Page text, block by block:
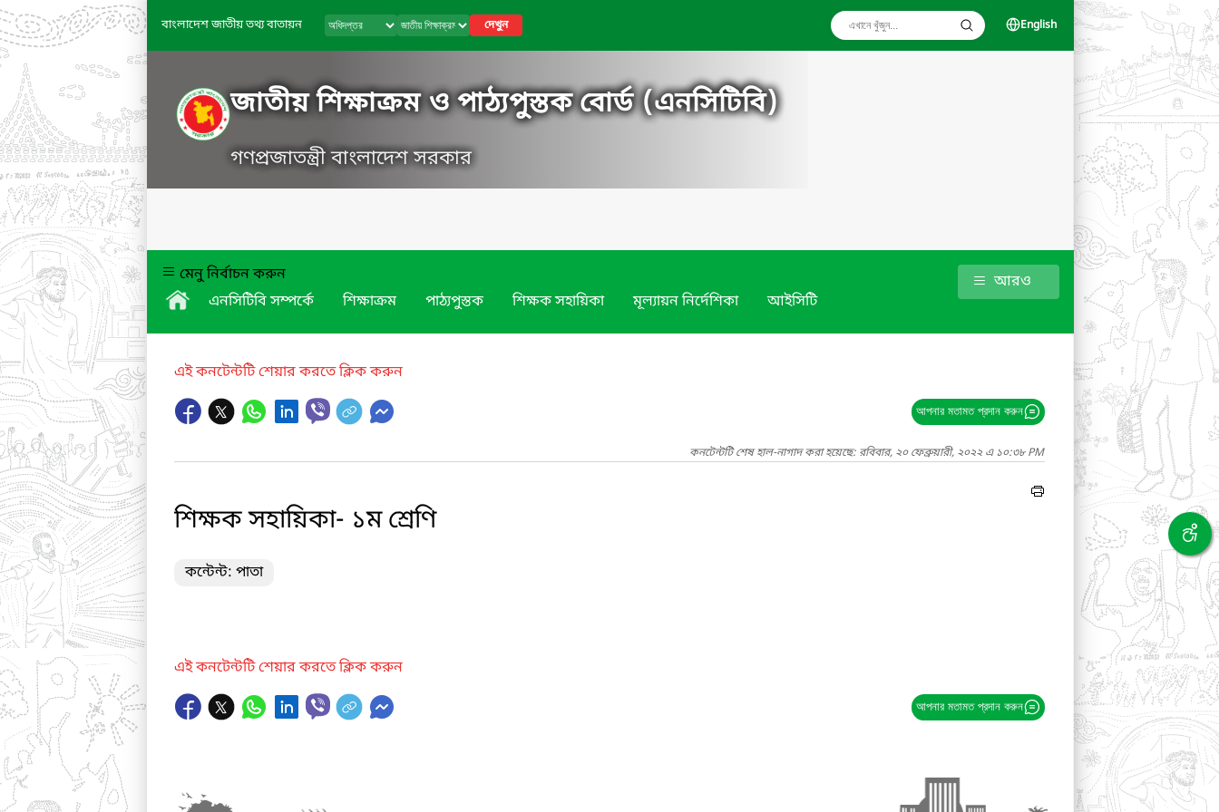
বাংলাদেশ জাতীয় তথ্য বাতায়ন দেখুন English
জাতীয় শিক্ষাক্রম ও পাঠ্যপুস্তক বোর্ড (এনসিটিবি)
গণপ্রজাতন্ত্রী বাংলাদেশ সরকার
মেনু নির্বাচন করুন
এনসিটিবি সম্পর্কে
শিক্ষাক্রম পাঠ্যপুস্তক শিক্ষক সহায়িকা মূল্যায়ন নির্দেশিকা আইসিটি
আরও
এই কনটেন্টটি শেয়ার করতে ক্লিক করুন
আপনার মতামত প্রদান করুন
কনটেন্টটি শেষ হাল-নাগাদ করা হয়েছে: রবিবার, ২০ ফেব্রুয়ারী, ২০২২ এ ১০:৩৮ PM
শিক্ষক সহায়িকা- ১ম শ্রেণি
কন্টেন্ট: পাতা
এই কনটেন্টটি শেয়ার করতে ক্লিক করুন
আপনার মতামত প্রদান করুন